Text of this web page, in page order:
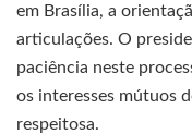
em Brasília, a
articulações. O
paciência neste
os interesses mútuos
respeitosa.